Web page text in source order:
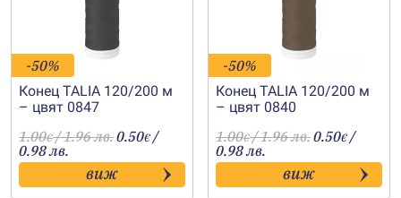
-50%
Конец TALIA 120/200 м
– цвят 0847
1.00€/ 1.96 лв.0.50€ /
0.98 лв.
виж
-50%
Конец TALIA 120/200 м
– цвят 0840
1.00€/ 1.96 лв.0.50€ /
0.98 лв.
виж